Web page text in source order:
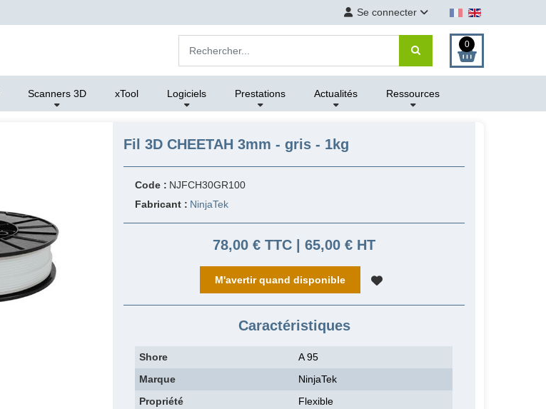
Se connecter
0
Scanners 3D xTool Logiciels Prestations Actualités Ressources
Fil 3D CHEETAH 3mm - gris - 1kg
Code : NJFCH30GR100
Fabricant : NinjaTek
78,00 € TTC | 65,00 € HT
M'avertir quand disponible
Caractéristiques
Shore
A 95
Marque
NinjaTek
Propriété
Flexible